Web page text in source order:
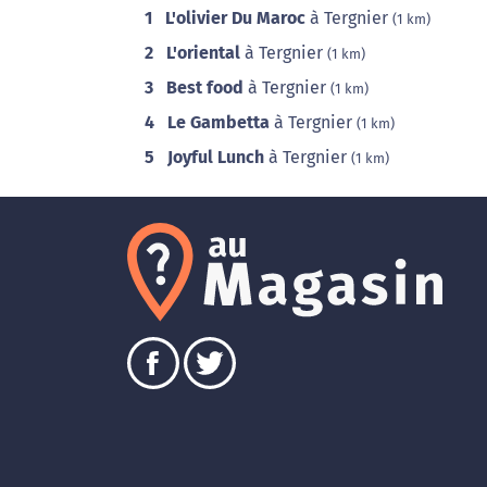
1 L'olivier Du Maroc à Tergnier (1 km)
2 L'oriental à Tergnier (1 km)
3 Best food à Tergnier (1 km)
4 Le Gambetta à Tergnier (1 km)
5 Joyful Lunch à Tergnier (1 km)